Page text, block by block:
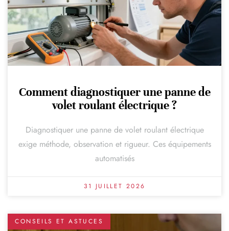
Comment diagnostiquer une panne de
volet roulant électrique ?
Diagnostiquer une panne de volet roulant électrique
exige méthode, observation et rigueur. Ces équipements
automatisés
31 JUILLET 2026
CONSEILS ET ASTUCES